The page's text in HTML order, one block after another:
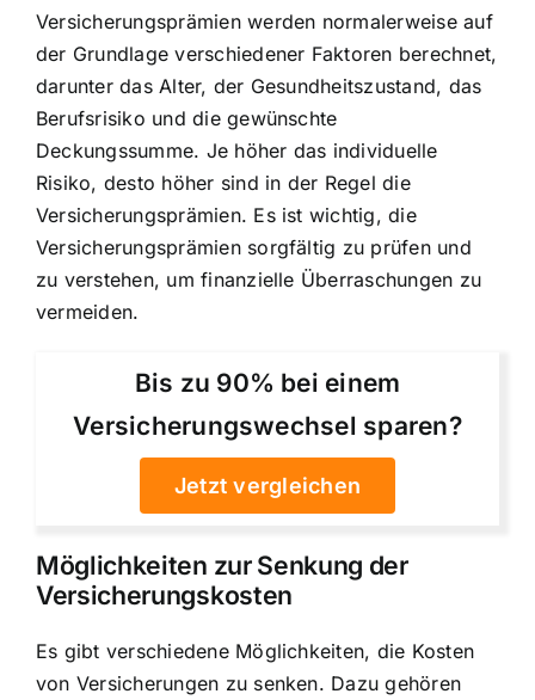
Versicherungsprämien werden normalerweise auf
der Grundlage verschiedener Faktoren berechnet,
darunter das Alter, der Gesundheitszustand, das
Berufsrisiko und die gewünschte
Deckungssumme. Je höher das individuelle
Risiko, desto höher sind in der Regel die
Versicherungsprämien. Es ist wichtig, die
Versicherungsprämien sorgfältig zu prüfen und
zu verstehen, um finanzielle Überraschungen zu
vermeiden.
Bis zu 90% bei einem
Versicherungswechsel sparen?
Jetzt vergleichen
Möglichkeiten zur Senkung der
Versicherungskosten
Es gibt verschiedene Möglichkeiten, die Kosten
von Versicherungen zu senken. Dazu gehören